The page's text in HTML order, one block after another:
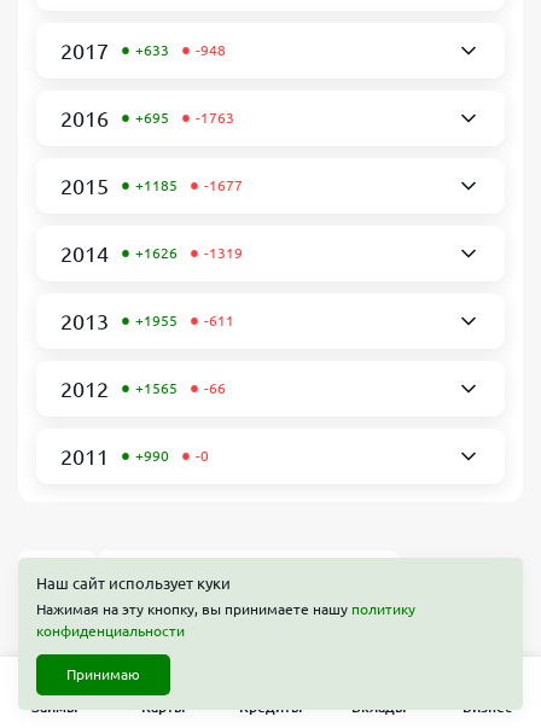
2017 • +633 • -948
2016 • +695 • -1763
2015 • +1185 • -1677
2014 • +1626 • -1319
2013 • +1955 • -611
2012 • +1565 • -66
2011 • +990 • -0
Займы Карты Кредиты Вклады Бизнес
Наш сайт использует куки
Нажимая на эту кнопку, вы принимаете нашу политику
конфиденциальности
Принимаю